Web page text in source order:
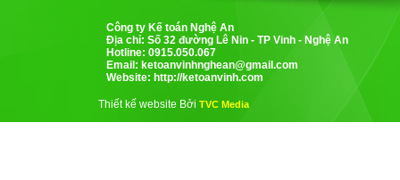
Công ty Kế toán Nghệ An
Địa chỉ: Số 32 đường Lê Nin - TP Vinh - Nghệ An
Hotline: 0915.050.067
Email: ketoanvinhnghean@gmail.com
Website: http://ketoanvinh.com
Thiết kế website Bởi TVC Media